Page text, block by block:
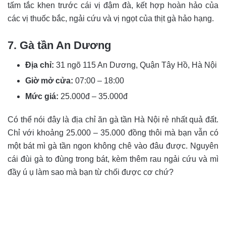
tấm tắc khen trước cái vị đậm đà, kết hợp hoàn hảo của
các vị thuốc bắc, ngải cứu và vị ngọt của thịt gà hảo hạng.
7. Gà tần An Dương
Địa chỉ: 31 ngõ 115 An Dương, Quận Tây Hồ, Hà Nội
Giờ mở cửa: 07:00 – 18:00
Mức giá: 25.000đ – 35.000đ
Có thể nói đây là địa chỉ ăn gà tần Hà Nội rẻ nhất quả đất.
Chỉ với khoảng 25.000 – 35.000 đồng thôi mà bạn vẫn có
một bát mì gà tần ngon không chê vào đâu được. Nguyên
cái đùi gà to đùng trong bát, kèm thêm rau ngải cứu và mì
đầy ú ụ làm sao mà bạn từ chối được cơ chứ?